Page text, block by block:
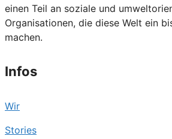
einen Teil an soziale und
Organisationen, die diese Welt ein
machen.
Infos
Wir
Stories